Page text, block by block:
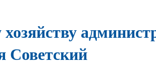
Советский